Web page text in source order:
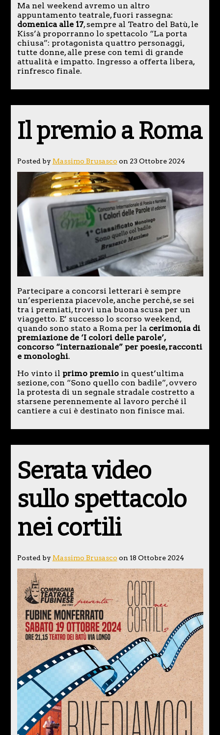
Ma nel weekend avremo un altro
appuntamento teatrale, fuori rassegna:
domenica alle 17, sempre al Teatro del Batù, le
Kiss’à proporranno lo spettacolo “La porta
chiusa”: protagonista quattro personaggi,
tutte donne, alle prese con temi di grande
attualità e impatto. Ingresso a offerta libera,
rinfresco finale.
Il premio a Roma
Posted by Massimo Brusasco on 23 Ottobre 2024
Partecipare a concorsi letterari è sempre
un’esperienza piacevole, anche perché, se sei
tra i premiati, trovi una buona scusa per un
viaggetto. E’ successo lo scorso weekend,
quando sono stato a Roma per la cerimonia di
premiazione de ‘I colori delle parole’,
concorso “internazionale” per poesie, racconti
e monologhi.
Ho vinto il primo premioin quest’ultima
sezione, con “Sono quello con badile”, ovvero
la protesta di un segnale stradale costretto a
starsene perennemente al lavoro perché il
cantiere a cui è destinato non finisce mai.
Serata video
sullo spettacolo
nei cortili
Posted by Massimo Brusasco on 18 Ottobre 2024